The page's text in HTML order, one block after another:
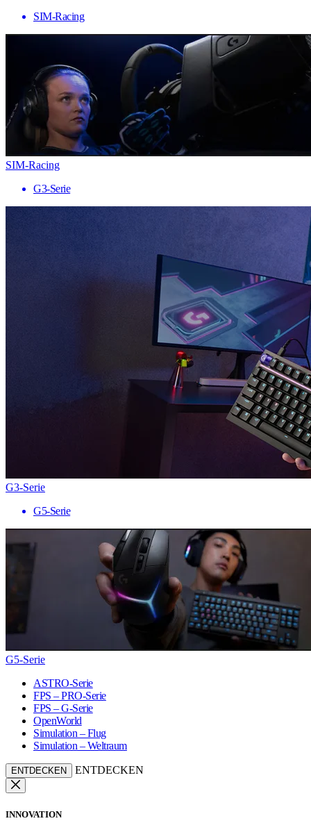
SIM-Racing
SIM-Racing
G3-Serie
G3-Serie
G5-Serie
G5-Serie
ASTRO-Serie
FPS – PRO-Serie
FPS – G-Serie
OpenWorld
Simulation – Flug
Simulation – Weltraum
ENTDECKEN ENTDECKEN
INNOVATION